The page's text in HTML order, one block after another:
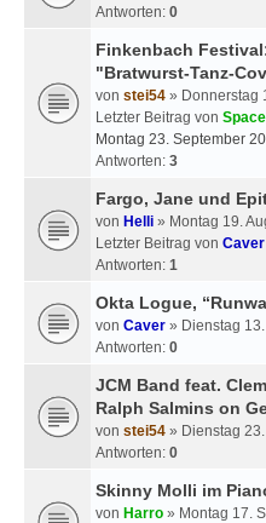
Antworten: 0
Finkenbach
"Bratwurst-Tanz-
von stei54 » Donnerstag
Letzter Beitrag von
Montag 23. September
Antworten: 3
Fargo, Jane und
von Helli » Montag 19.
Letzter Beitrag von Caver
Antworten: 1
Okta Logue,
von Caver » Dienstag
Antworten: 0
JCM Band feat.
Ralph Salmins on
von stei54 » Dienstag
Antworten: 0
Skinny Molli im
von Harro » Montag 17.